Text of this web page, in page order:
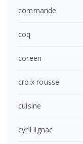
commande
coq
coreen
croix rousse
cuisine
cyril lignac